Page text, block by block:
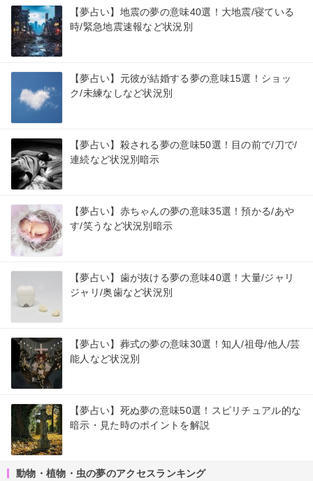
【夢占い】地震の夢の意味40選！大地震/寝ている
時/緊急地震速報など状況別
【夢占い】元彼が結婚する夢の意味15選！ショッ
ク/未練なしなど状況別
【夢占い】殺される夢の意味50選！目の前で/刀で/
連続など状況別暗示
【夢占い】赤ちゃんの夢の意味35選！預かる/あや
す/笑うなど状況別暗示
【夢占い】歯が抜ける夢の意味40選！大量/ジャリ
ジャリ/奥歯など状況別
【夢占い】葬式の夢の意味30選！知人/祖母/他人/芸
能人など状況別
【夢占い】死ぬ夢の意味50選！スピリチュアル的な
暗示・見た時のポイントを解説
動物・植物・虫の夢のアクセスランキング